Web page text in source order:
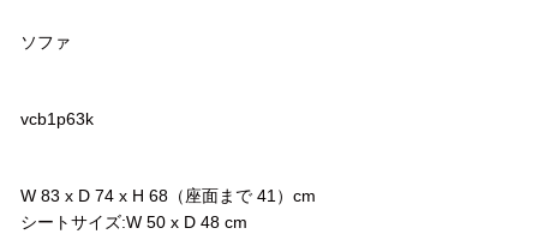
ソファ
vcb1p63k
W 83 x D 74 x H 68（座面まで 41）cm
シートサイズ:W 50 x D 48 cm